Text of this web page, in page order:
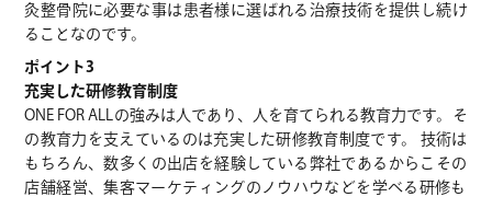
灸整骨院に必要な事は患者様に選ばれる治療技術を提供し続け
ることなのです。
ポイント3
充実した研修教育制度
ONE FOR ALLの強みは人であり、人を育てられる教育力です。そ
の教育力を支えているのは充実した研修教育制度です。 技術は
もちろん、数多くの出店を経験している弊社であるからこその
店舗経営、集客マーケティングのノウハウなどを学べる研修も